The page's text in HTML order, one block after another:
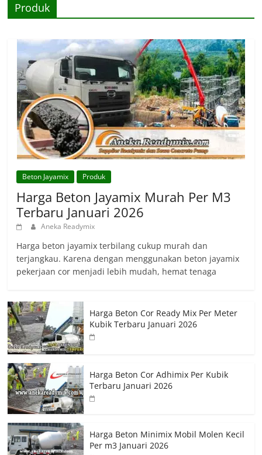
Produk
Beton Jayamix Produk
Harga Beton Jayamix Murah Per M3
Terbaru Januari 2026
Aneka Readymix
Harga beton jayamix terbilang cukup murah dan
terjangkau. Karena dengan menggunakan beton jayamix
pekerjaan cor menjadi lebih mudah, hemat tenaga
Harga Beton Cor Ready Mix Per Meter
Kubik Terbaru Januari 2026
Harga Beton Cor Adhimix Per Kubik
Terbaru Januari 2026
Harga Beton Minimix Mobil Molen Kecil
Per m3 Januari 2026